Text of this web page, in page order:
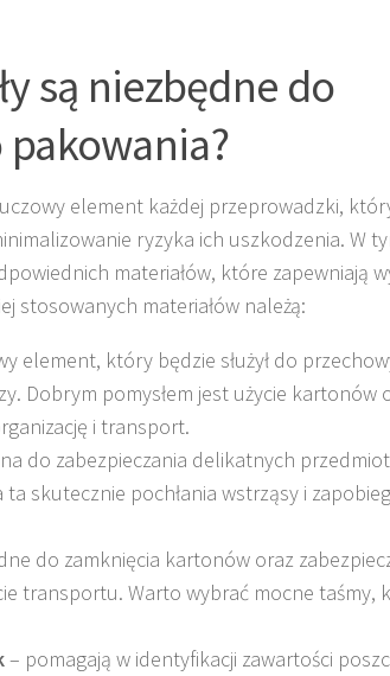
są niezbędne do
element każdej przeprowadzki,
ryzyka ich uszkodzenia. W
materiałów, które zapewniają
stosowanych materiałów należą:
element, który będzie służył do
Dobrym pomysłem jest użycie kartonów
i transport.
do zabezpieczania delikatnych
ta skutecznie pochłania wstrząsy i
do zamknięcia kartonów oraz
transportu. Warto wybrać mocne taśmy,
– pomagają w identyfikacji zawartości